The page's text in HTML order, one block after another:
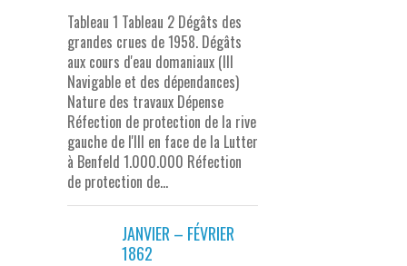
Tableau 1 Tableau 2 Dégâts des
grandes crues de 1958. Dégâts
aux cours d'eau domaniaux (III
Navigable et des dépendances)
Nature des travaux Dépense
Réfection de protection de la rive
gauche de l'Ill en face de la Lutter
à Benfeld 1.000.000 Réfection
de protection de...
JANVIER – FÉVRIER
1862